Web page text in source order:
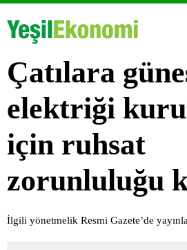
Çatılara
elektriği
için ruhsat
zorunluluğu
İlgili yönetmelik Resmi Gazete’de